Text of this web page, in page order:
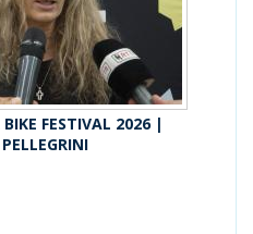
FESTIVAL 2026 |